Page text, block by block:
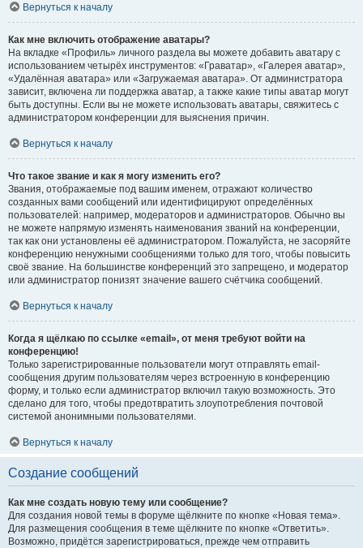
Вернуться к началу
Как мне включить отображение аватары?
На вкладке «Профиль» личного раздела вы можете добавить аватару с
использованием четырёх инструментов: «Граватар», «Галерея аватар»,
«Удалённая аватара» или «Загружаемая аватара». От администратора
зависит, включена ли поддержка аватар, а также какие типы аватар могут
быть доступны. Если вы не можете использовать аватары, свяжитесь с
администратором конференции для выяснения причин.
Вернуться к началу
Что такое звание и как я могу изменить его?
Звания, отображаемые под вашим именем, отражают количество
созданных вами сообщений или идентифицируют определённых
пользователей: например, модераторов и администраторов. Обычно вы
не можете напрямую изменять наименования званий на конференции,
так как они установлены её администратором. Пожалуйста, не засоряйте
конференцию ненужными сообщениями только для того, чтобы повысить
своё звание. На большинстве конференций это запрещено, и модератор
или администратор понизят значение вашего счётчика сообщений.
Вернуться к началу
Когда я щёлкаю по ссылке «email», от меня требуют войти на
конференцию!
Только зарегистрированные пользователи могут отправлять email-
сообщения другим пользователям через встроенную в конференцию
форму, и только если администратор включил такую возможность. Это
сделано для того, чтобы предотвратить злоупотребления почтовой
системой анонимными пользователями.
Вернуться к началу
Создание сообщений
Как мне создать новую тему или сообщение?
Для создания новой темы в форуме щёлкните по кнопке «Новая тема».
Для размещения сообщения в теме щёлкните по кнопке «Ответить».
Возможно, придётся зарегистрироваться, прежде чем отправить